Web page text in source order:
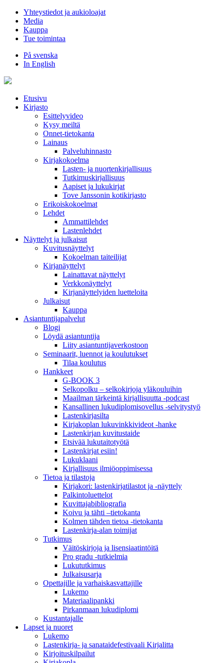
Hyppää
sisältöön
Yhteystiedot ja aukioloajat
Media
Kauppa
Tue toimintaa
På svenska
In English
Etusivu
Kirjasto
Esittelyvideo
Kysy meiltä
Onnet-tietokanta
Lainaus
Palveluhinnasto
Kirjakokoelma
Lasten- ja nuortenkirjallisuus
Tutkimuskirjallisuus
Aapiset ja lukukirjat
Tove Janssonin kotikirjasto
Erikoiskokoelmat
Lehdet
Ammattilehdet
Lastenlehdet
Näyttelyt ja julkaisut
Kuvitusnäyttelyt
Kokoelman taiteilijat
Kirjanäyttelyt
Lainattavat näyttelyt
Verkkonäyttelyt
Kirjanäyttelyiden luetteloita
Julkaisut
Kauppa
Asiantuntija­palvelut
Blogi
Löydä asiantuntija
Liity asiantuntijaverkostoon
Seminaarit, luennot ja koulutukset
Tilaa koulutus
Hankkeet
G-BOOK 3
Selkopolku – selkokirjoja yläkouluihin
Maailman tärkeintä kirjallisuutta -podcast
Kansallinen lukudiplomisovellus -selvitystyö
Lastenkirjasilta
Kirjakoplan lukuvinkkivideot -hanke
Lastenkirjan kuvitustaide
Etsivää lukutaitotyötä
Lastenkirjat esiin!
Lukuklaani
Kirjallisuus ilmiöoppimisessa
Tietoa ja tilastoja
Kirjakori: lastenkirjatilastot ja -näyttely
Palkintoluettelot
Kuvittaja­bibliografia
Koivu ja tähti –tietokanta
Kolmen tähden tietoa -tietokanta
Lastenkirja-alan toimijat
Tutkimus
Väitöskirjoja ja lisensiaatintöitä
Pro gradu -tutkielmia
Lukututkimus
Julkaisusarja
Opettajille ja varhaiskasvattajille
Lukemo
Materiaalipankki
Pirkanmaan lukudiplomi
Kustantajalle
Lapset ja nuoret
Lukemo
Lastenkirja- ja sanataidefestivaali Kirjalitta
Kirjoituskilpailut